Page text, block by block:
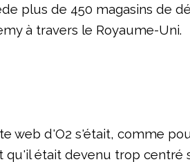
plus de 450 magasins de
à travers le Royaume-Uni.
web d'O2 s'était, comme
qu'il était devenu trop